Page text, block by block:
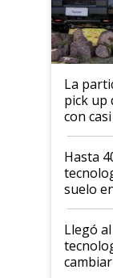
La
pick up
con
cuánto
Hasta
suelo
llevó
Llegó